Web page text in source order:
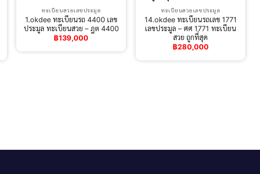
ทะเบียนสวยเลขประมูล
1.okdee ทะเบียนรถ 4400 เลข
ประมูล ทะเบียนสวย – ฎต 4400
฿139,000
ทะเบียนสวยเลขประมูล
14.okdee ทะเบียนรถเลข 1771
เลขประมูล – ศศ 1771 ทะเบียน
สวย ถูกที่สุด
฿280,000